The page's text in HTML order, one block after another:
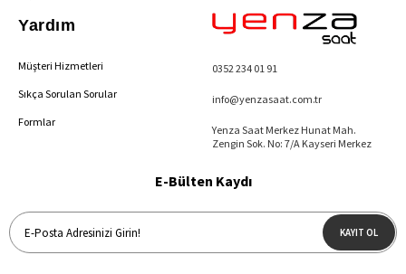
Yardım
Müşteri Hizmetleri
Sıkça Sorulan Sorular
Formlar
0352 234 01 91
info@yenzasaat.com.tr
Yenza Saat Merkez Hunat Mah.
Zengin Sok. No: 7/A Kayseri Merkez
E-Bülten Kaydı
KAYIT OL